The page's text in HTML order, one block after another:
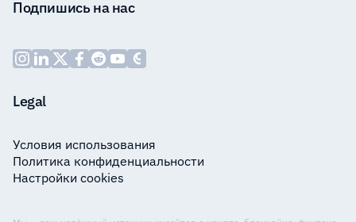
Подпишись на нас
Legal
Условия использования
Политика конфиденциальности
Настройки cookies